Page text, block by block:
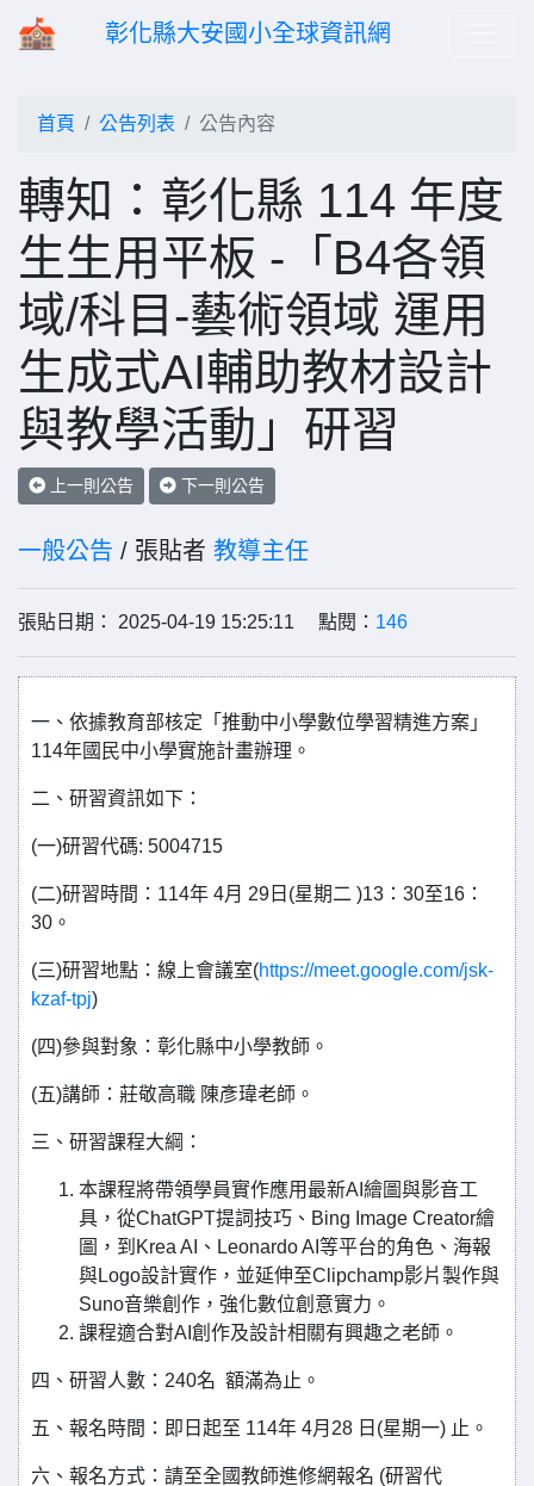
彰化縣大安國小全球資訊網
首頁 公告列表 公告內容
轉知：彰化縣 114 年度
生生用平板 -「B4各領
域/科目-藝術領域 運用
生成式AI輔助教材設計
與教學活動」研習
上一則公告 下一則公告
一般公告 / 張貼者 教導主任
張貼日期： 2025-04-19 15:25:11 點閱： 146
一、依據教育部核定「推動中小學數位學習精進方案」
114年國民中小學實施計畫辦理。
二、研習資訊如下：
(一)研習代碼: 5004715
(二)研習時間：114年 4月 29日(星期二 )13：30至16：
30。
(三)研習地點：線上會議室(https://meet.google.com/jsk-
kzaf-tpj)
(四)參與對象：彰化縣中小學教師。
(五)講師：莊敬高職 陳彥瑋老師。
三、研習課程大綱：
本課程將帶領學員實作應用最新AI繪圖與影音工
具，從ChatGPT提詞技巧、Bing Image Creator繪
圖，到Krea AI、Leonardo AI等平台的角色、海報
與Logo設計實作，並延伸至Clipchamp影片製作與
Suno音樂創作，強化數位創意實力。
課程適合對AI創作及設計相關有興趣之老師。
四、研習人數：240名 額滿為止。
五、報名時間：即日起至 114年 4月28 日(星期一) 止。
六、報名方式：請至全國教師進修網報名 (研習代